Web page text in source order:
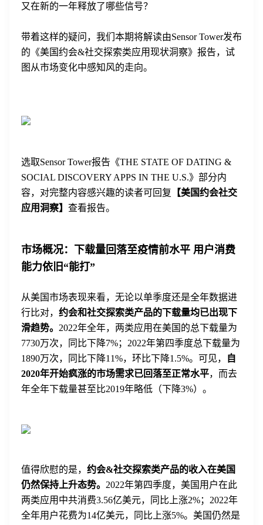
又在新的一年释放了哪些信号？
带着这样的疑问，我们本期将解读由Sensor Tower发布
的《美国约会&社交探索类应用现状洞察》报告，试
图从市场变化中感知风的走向。
选取Sensor Tower报告《THE STATE OF DATING &
SOCIAL DISCOVERY APPS IN THE U.S.》部分内
容，对完整内容感兴趣的读者可回复 【美国约会社交
应用洞察】 查看报告。
市场概况：下载量回落至疫情前水平 用户消费
能力依旧“能打”
从美国市场表现来看，无论以单季度还是全年数据进
行比对， 约会和社交探索类产品的下载量均已出现下
滑趋势。 2022年全年，两类应用在美国的总下载量为
7730万次，同比下降7%；2022年第四季度总下载量为
1890万次，同比下降11%，环比下降1.5%。可见，
自
2020年开始疯涨的市场需求已回落至正常水平，而去
年全年下载量甚至比2019年略低（下降3%）。
值得欣慰的是， 约会&社交探索类产品的收入在美国
仍然保持上升态势。 2022年第四季度，美国用户在此
两类应用中共消费3.56亿美元，同比上涨2%；2022年
全年用户花费为14亿美元，同比上涨5%。美国仍然是